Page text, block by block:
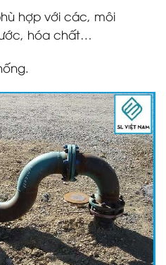
hợp với các, môi
hóa chất…